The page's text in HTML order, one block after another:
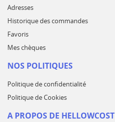
Adresses
Historique des commandes
Favoris
Mes chèques
NOS POLITIQUES
Politique de confidentialité
Politique de Cookies
A PROPOS DE HELLOWCOST